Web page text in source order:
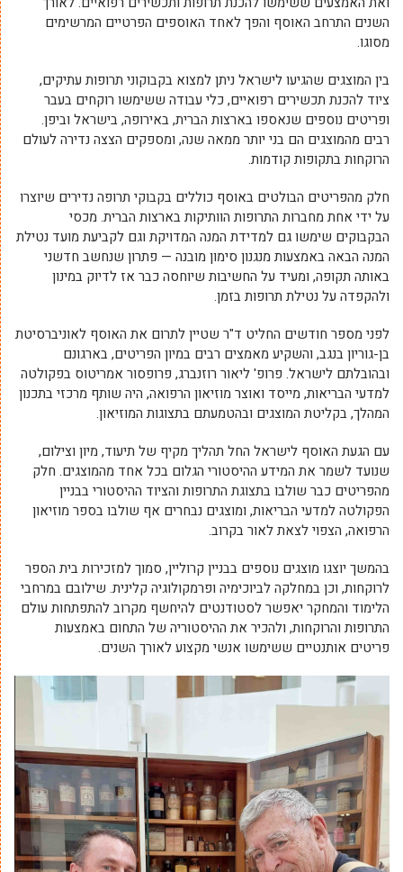
השנים התרחב האוסף והפך לאחד האוספים הפרטיים המרשימים
מסוגו.
בין המוצגים שהגיעו לישראל ניתן למצוא בקבוקוני תרופות עתיקים,
ציוד להכנת תכשירים רפואיים, כלי עבודה ששימשו רוקחים בעבר
ופריטים נוספים שנאספו בארצות הברית, באירופה, בישראל וביפן.
רבים מהמוצגים הם בני יותר ממאה שנה, ומספקים הצצה נדירה לעולם
הרוקחות בתקופות קודמות.
חלק מהפריטים הבולטים באוסף כוללים בקבוקי תרופה נדירים שיוצרו
על ידי אחת מחברות התרופות הוותיקות בארצות הברית. מכסי
הבקבוקים שימשו גם למדידת המנה המדויקת וגם לקביעת מועד נטילת
המנה הבאה באמצעות מנגנון סימון מובנה — פתרון שנחשב חדשני
באותה תקופה, ומעיד על החשיבות שיוחסה כבר אז לדיוק במינון
ולהקפדה על נטילת תרופות בזמן.
לפני מספר חודשים החליט ד"ר שטיין לתרום את האוסף לאוניברסיטת
בן-גוריון בנגב, והשקיע מאמצים רבים במיון הפריטים, בארגונם
ובהובלתם לישראל. פרופ' ליאור רוזנברג, פרופסור אמריטוס בפקולטה
למדעי הבריאות, מייסד ואוצר מוזיאון הרפואה, היה שותף מרכזי בתכנון
המהלך, בקליטת המוצגים ובהטמעתם בתצוגות המוזיאון.
עם הגעת האוסף לישראל החל תהליך מקיף של תיעוד, מיון וצילום,
שנועד לשמר את המידע ההיסטורי הגלום בכל אחד מהמוצגים. חלק
מהפריטים כבר שולבו בתצוגת התרופות והציוד ההיסטורי בבניין
הפקולטה למדעי הבריאות, ומוצגים נבחרים אף שולבו בספר מוזיאון
הרפואה, הצפוי לצאת לאור בקרוב.
בהמשך יוצגו מוצגים נוספים בבניין קרוליין, סמוך למזכירות בית הספר
לרוקחות, וכן במחלקה לביוכימיה ופרמקולוגיה קלינית. שילובם במרחבי
הלימוד והמחקר יאפשר לסטודנטים להיחשף מקרוב להתפתחות עולם
התרופות והרוקחות, ולהכיר את ההיסטוריה של התחום באמצעות
פריטים אותנטיים ששימשו אנשי מקצוע לאורך השנים.